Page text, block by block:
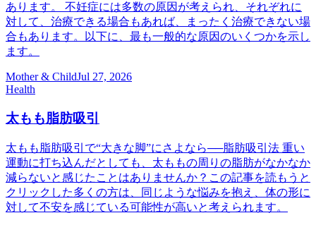
あります。 不妊症には多数の原因が考えられ、それぞれに
対して、治療できる場合もあれば、まったく治療できない場
合もあります。以下に、最も一般的な原因のいくつかを示し
ます。
Mother & ChildJul 27, 2026
Health
太もも脂肪吸引
太もも脂肪吸引で“大きな脚”にさよなら──脂肪吸引法 重い
運動に打ち込んだとしても、太ももの周りの脂肪がなかなか
減らないと感じたことはありませんか？この記事を読もうと
クリックした多くの方は、同じような悩みを抱え、体の形に
対して不安を感じている可能性が高いと考えられます。